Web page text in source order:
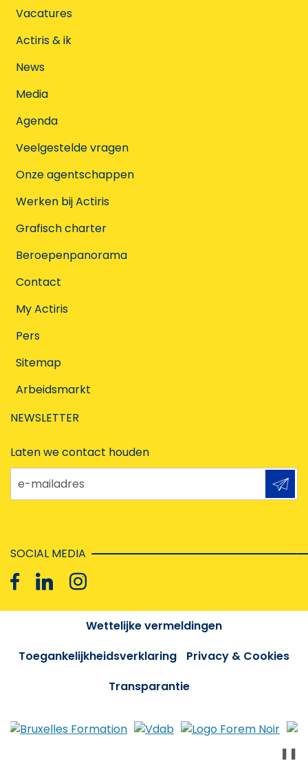
Vacatures
Actiris & ik
News
Media
Agenda
Veelgestelde vragen
Onze agentschappen
Werken bij Actiris
Grafisch charter
Beroepenpanorama
Contact
My Actiris
Pers
Sitemap
Arbeidsmarkt
NEWSLETTER
Laten we contact houden
e-mailadres
SOCIAL MEDIA
Wettelijke vermeldingen
Toegankelijkheidsverklaring
Privacy & Cookies
Transparantie
❚❚